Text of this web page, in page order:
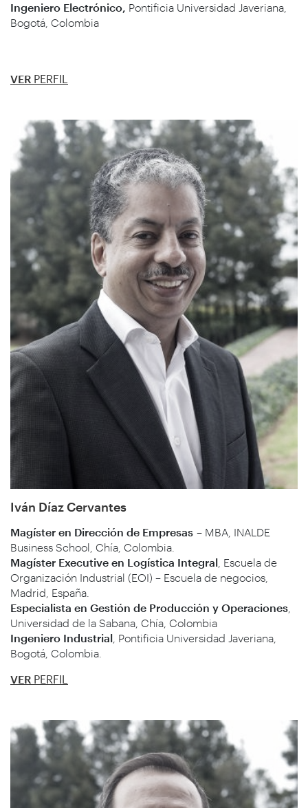
Ingeniero Electrónico, Pontificia Universidad Javeriana,
Bogotá, Colombia
VER PERFIL
Iván Díaz Cervantes
Magíster en Dirección de Empresas – MBA, INALDE
Business School, Chía, Colombia.
Magíster Executive en Logística Integral , Escuela de
Organización Industrial (EOI) – Escuela de negocios,
Madrid, España.
Especialista en Gestión de Producción y Operaciones
Universidad de la Sabana, Chía, Colombia
Ingeniero Industrial , Pontificia Universidad Javeriana,
Bogotá, Colombia.
VER PERFIL